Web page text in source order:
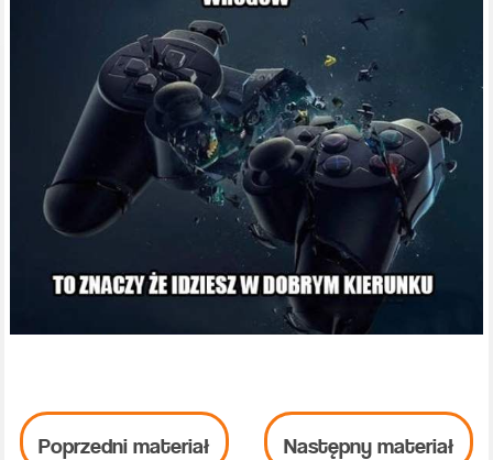
Poprzedni materiał Następny materiał